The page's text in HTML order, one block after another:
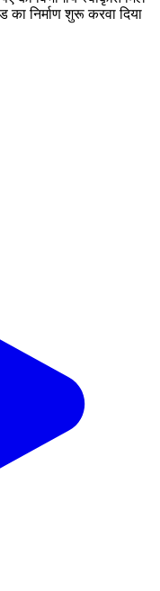
निर्माण शुरू करवा दिया